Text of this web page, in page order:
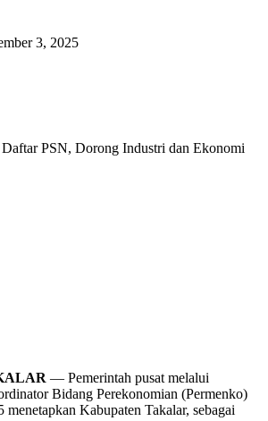
3, 2025
PSN, Dorong Industri dan Ekonomi
— Pemerintah pusat melalui
Bidang Perekonomian (Permenko)
Kabupaten Takalar, sebagai